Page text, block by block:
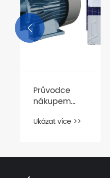
Průvodce
nákupem
samonasávacího
AC/DC –
Ukázat více >>
